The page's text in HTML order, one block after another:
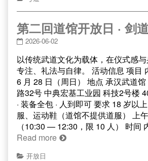
第二回道馆开放日 · 剑
2026-06-02
以传统武道文化为载体，在仪式感
专注、礼法与自律。 活动信息 项目
6 月 28 日（周日） 地点 承汉武道
路32号 中典宏基工业园 科技2号楼
· 装备全包 · 人到即可 要求 18 岁以
服、运动鞋（道馆不提供道服） 上
（10:30 — 12:30，限 10 人） 时间
Read more
开放日